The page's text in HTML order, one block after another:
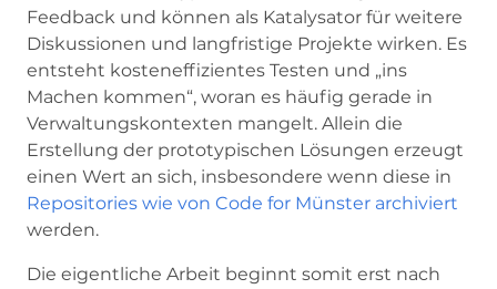
Feedback und können als Katalysator für weitere
Diskussionen und langfristige Projekte wirken. Es
entsteht kosteneffizientes Testen und „ins
Machen kommen“, woran es häufig gerade in
Verwaltungskontexten mangelt. Allein die
Erstellung der prototypischen Lösungen erzeugt
einen Wert an sich, insbesondere wenn diese in
Repositories wie von Code for Münster archiviert
werden.
Die eigentliche Arbeit beginnt somit erst nach